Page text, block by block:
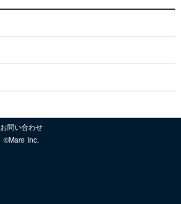
お問い合わせ
©Mare Inc.